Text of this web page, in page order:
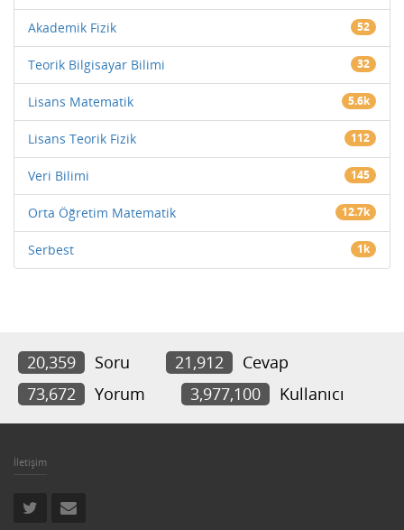
Akademik Fizik 52
Teorik Bilgisayar Bilimi 32
Lisans Matematik 5.6k
Lisans Teorik Fizik 112
Veri Bilimi 145
Orta Öğretim Matematik 12.7k
Serbest 1k
20,359 Soru 21,912
Cevap
73,672
Yorum 3,977,100 Kullanıcı
İletişim